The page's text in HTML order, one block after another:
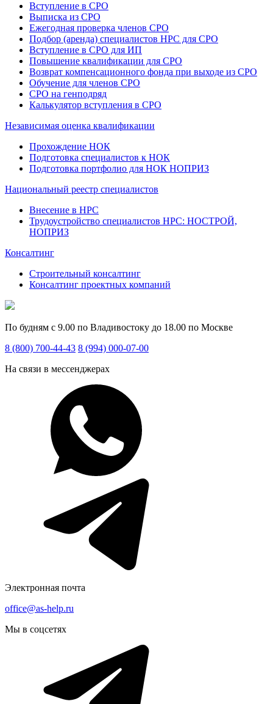
Вступление в СРО
Выписка из СРО
Ежегодная проверка членов СРО
Подбор (аренда) специалистов НРС для СРО
Вступление в СРО для ИП
Повышение квалификации для СРО
Возврат компенсационного фонда при выходе из СРО
Обучение для членов СРО
СРО на генподряд
Калькулятор вступления в СРО
Независимая оценка квалификации
Прохождение НОК
Подготовка специалистов к НОК
Подготовка портфолио для НОК НОПРИЗ
Национальный реестр специалистов
Внесение в НРС
Трудоустройство специалистов НРС: НОСТРОЙ,
НОПРИЗ
Консалтинг
Строительный консалтинг
Консалтинг проектных компаний
По будням с 9.00 по Владивостоку до 18.00 по Москве
8 (800) 700-44-43 8 (994) 000-07-00
На связи в мессенджерах
Электронная почта
office@as-help.ru
Мы в соцсетях